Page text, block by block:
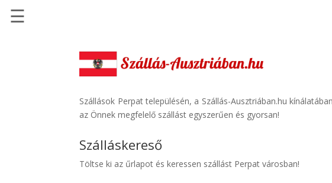
Szállásinfo.eu
Repülőjegy
Autóbérlés
☰
Szállások Perpat településén, a Szállás-Ausztriában.hu
az Önnek megfelelő szállást egyszerűen és gyorsan!
Szálláskereső
Töltse ki az űrlapot és keressen szállást Perpat városban!